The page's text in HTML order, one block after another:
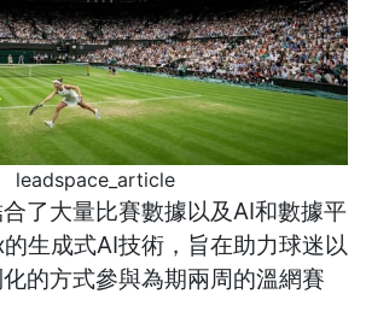
leadspace_article
了大量比賽數據以及AI和數據平
生成式AI技術，旨在助力球迷以
的方式參與為期兩周的溫網賽